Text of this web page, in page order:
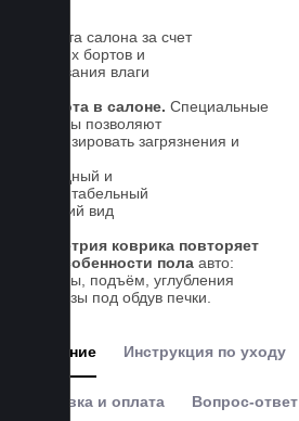
Чистота салона за счет
высоких бортов и
впитывания влаги
Чистота в салоне. Специальные
выступы позволяют
локализировать загрязнения и
Солидный и
презентабельный
внешний вид
Геометрия коврика повторяет
все особенности пола авто:
выступы, подъём, углубления
и вырезы под обдув печки.
Описание Инструкция по уходу
Доставка и оплата Вопрос-ответ